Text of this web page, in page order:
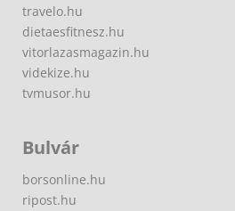
travelo.hu
dietaesfitnesz.hu
vitorlazasmagazin.hu
videkize.hu
tvmusor.hu
Bulvár
borsonline.hu
ripost.hu